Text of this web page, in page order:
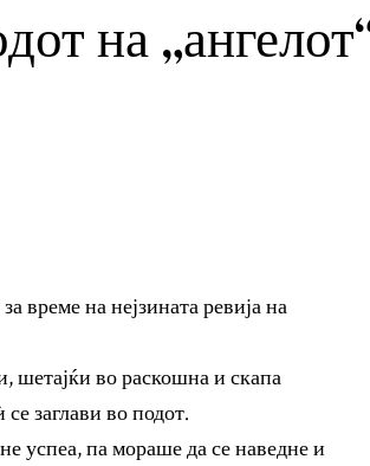
на
време на нејзината ревија на
шетајќи во раскошна и скапа
заглави во подот.
успеа, па мораше да се наведне и